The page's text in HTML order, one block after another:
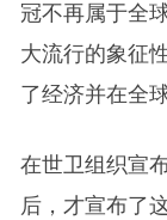
冠不再属于全
大流行的象征
了经济并在全
在世卫组织宣
后，才宣布了